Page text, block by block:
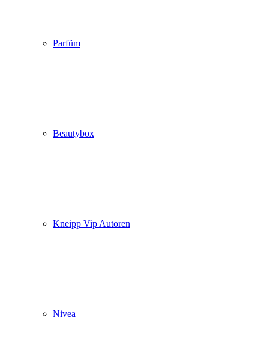
Parfüm
Beautybox
Kneipp Vip Autoren
Nivea